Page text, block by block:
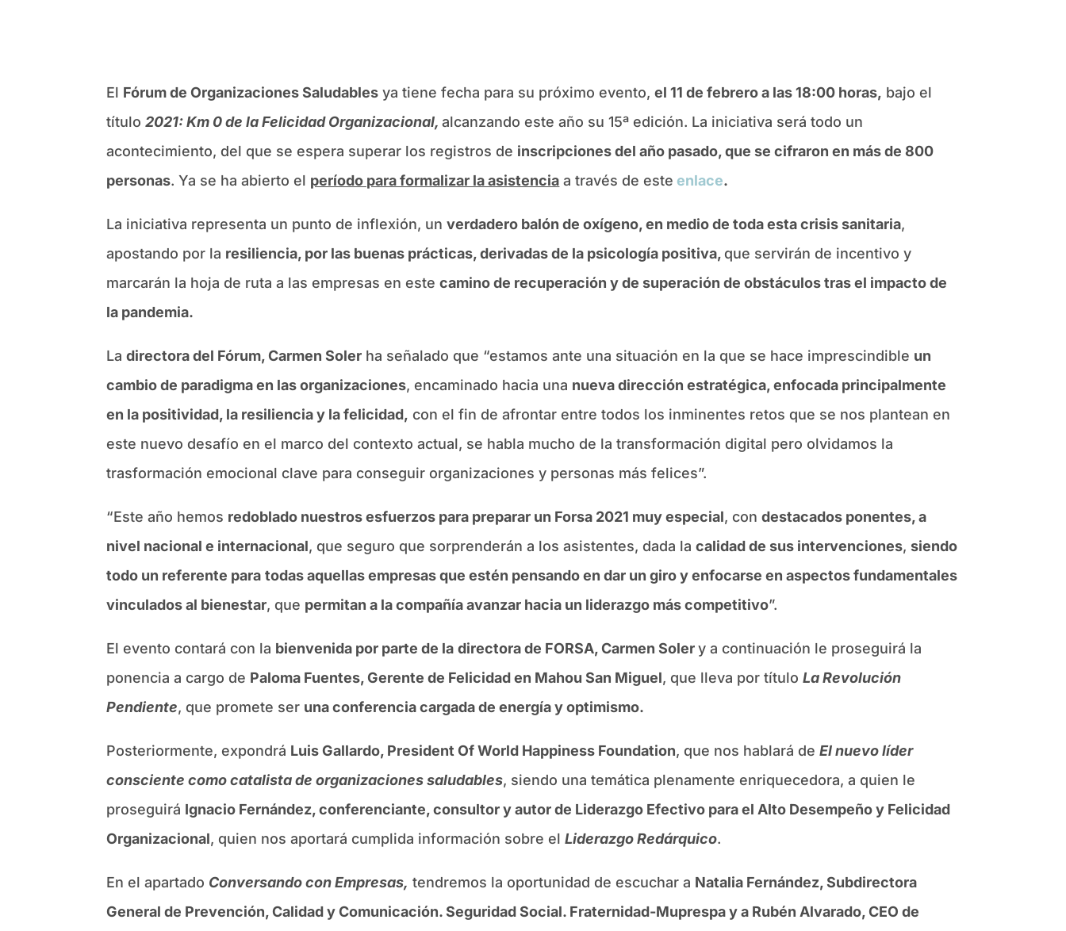
El Fórum de Organizaciones Saludables ya tiene fecha para su próximo evento,el 11 de febrero a las 18:00 horas, bajo el
título2021: Km 0 de la Felicidad Organizacional,alcanzando este año su 15ª edición. La iniciativa será todo un
acontecimiento, del que se espera superar los registros de inscripciones del año pasado, que se cifraron en más de 800
personas. Ya se ha abierto el período para formalizar la asistencia a través de este enlace.
La iniciativa representa un punto de inflexión, unverdadero balón de oxígeno, en medio de toda esta crisis sanitaria,
apostando por la resiliencia, por las buenas prácticas, derivadas de la psicología positiva, que servirán de incentivo y
marcarán la hoja de ruta a las empresas en estecamino de recuperación y de superación de obstáculos tras el impacto de
la pandemia.
Ladirectora del Fórum, Carmen Soler ha señalado que “estamos ante una situación en la que se hace imprescindible un
cambio de paradigma en las organizaciones, encaminado hacia una nueva dirección estratégica, enfocada principalmente
en la positividad, la resiliencia y la felicidad, con el fin de afrontar entre todos los inminentes retos que se nos plantean en
este nuevo desafío en el marco del contexto actual, se habla mucho de la transformación digital pero olvidamos la
trasformación emocional clave para conseguir organizaciones y personas más felices”.
“Este año hemos redoblado nuestros esfuerzos para preparar un Forsa 2021 muy especial, condestacados ponentes, a
nivel nacional e internacional, que seguro que sorprenderán a los asistentes, dada lacalidad de sus intervenciones,siendo
todo un referente para todas aquellas empresas que estén pensando en dar un giro y enfocarse en aspectos fundamentales
vinculados al bienestar, que permitan a la compañía avanzar hacia un liderazgo más competitivo”.
El evento contará con la bienvenida por parte de la directora de FORSA, Carmen Solery a continuación le proseguirá la
ponencia a cargo de Paloma Fuentes,Gerente de Felicidad en Mahou San Miguel, que lleva por títuloLa Revolución
Pendiente, que promete ser una conferencia cargada de energía y optimismo.
Posteriormente, expondrá Luis Gallardo, President Of World Happiness Foundation, que nos hablará deEl nuevo líder
consciente como catalista de organizaciones saludables, siendo una temática plenamente enriquecedora, a quien le
proseguirá Ignacio Fernández, conferenciante, consultor y autor de Liderazgo Efectivo para el Alto Desempeño y Felicidad
Organizacional, quien nos aportará cumplida información sobre elLiderazgo Redárquico.
En el apartado Conversando con Empresas, tendremos la oportunidad de escuchar a Natalia Fernández, Subdirectora
General de Prevención, Calidad y Comunicación. Seguridad Social. Fraternidad-Muprespa y a Rubén Alvarado, CEO de